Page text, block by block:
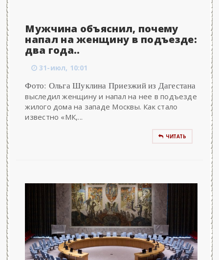
Мужчина объяснил, почему
напал на женщину в подъезде:
два года..
31-июл, 10:01
Фото: Ольга Шуклина Приезжий из Дагестана
выследил женщину и напал на нее в подъезде
жилого дома на западе Москвы. Как стало
известно «МК,...
ЧИТАТЬ